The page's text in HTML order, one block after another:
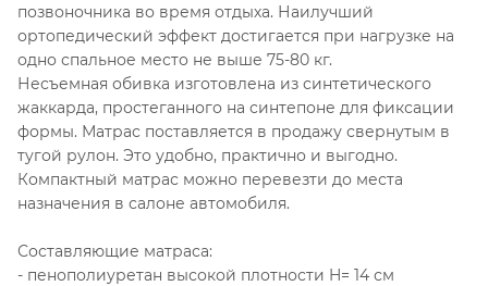
позвоночника во время отдыха. Наилучший
ортопедический эффект достигается при нагрузке на
одно спальное место не выше 75-80 кг.
Несъемная обивка изготовлена из синтетического
жаккарда, простеганного на синтепоне для фиксации
формы. Матрас поставляется в продажу свернутым в
тугой рулон. Это удобно, практично и выгодно.
Компактный матрас можно перевезти до места
назначения в салоне автомобиля.
Составляющие матраса:
- пенополиуретан высокой плотности H= 14 см